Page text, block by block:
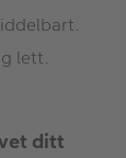
lett.
ditt